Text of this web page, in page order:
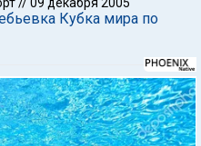
Кубка мира по